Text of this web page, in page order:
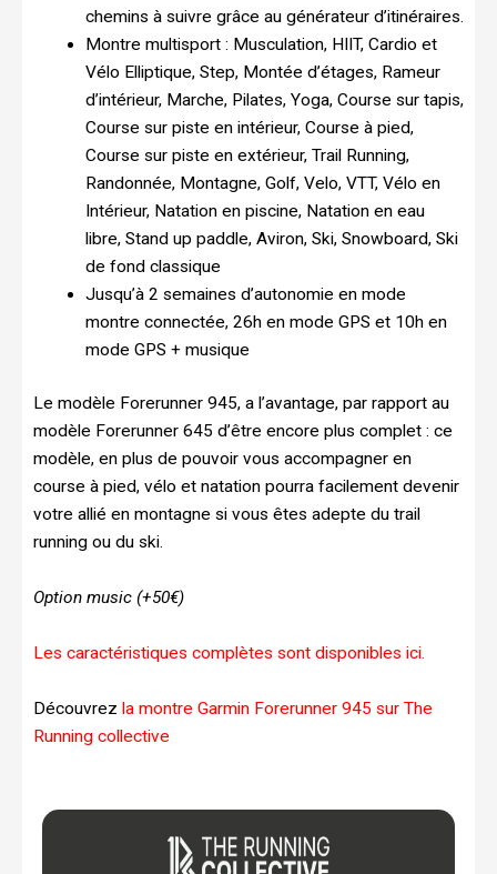
chemins à suivre grâce au générateur d’itinéraires.
Montre multisport : Musculation, HIIT, Cardio et
Vélo Elliptique, Step, Montée d’étages, Rameur
d’intérieur, Marche, Pilates, Yoga, Course sur tapis,
Course sur piste en intérieur, Course à pied,
Course sur piste en extérieur, Trail Running,
Randonnée, Montagne, Golf, Velo, VTT, Vélo en
Intérieur, Natation en piscine, Natation en eau
libre, Stand up paddle, Aviron, Ski, Snowboard, Ski
de fond classique
Jusqu’à 2 semaines d’autonomie en mode
montre connectée, 26h en mode GPS et 10h en
mode GPS + musique
Le modèle Forerunner 945, a l’avantage, par rapport au
modèle Forerunner 645 d’être encore plus complet : ce
modèle, en plus de pouvoir vous accompagner en
course à pied, vélo et natation pourra facilement devenir
votre allié en montagne si vous êtes adepte du trail
running ou du ski.
Option music (+50€)
Les caractéristiques complètes sont disponibles ici.
Découvrez la montre Garmin Forerunner 945 sur The
Running collective